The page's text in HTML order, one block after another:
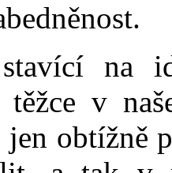
na
těžce v
obtížně